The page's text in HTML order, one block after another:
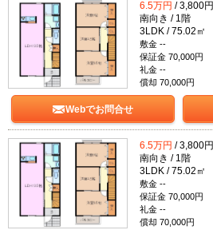
6.5万円 / 3,800円
南向き / 1階
3LDK / 75.02㎡
敷金 --
保証金 70,000円
礼金 --
償却 70,000円
Webでお問合せ
6.5万円 / 3,800円
南向き / 1階
3LDK / 75.02㎡
敷金 --
保証金 70,000円
礼金 --
償却 70,000円